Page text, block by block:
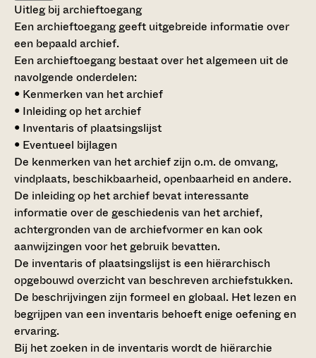
Uitleg bij archieftoegang
Een archieftoegang geeft uitgebreide informatie over
een bepaald archief.
Een archieftoegang bestaat over het algemeen uit de
navolgende onderdelen:
• Kenmerken van het archief
• Inleiding op het archief
• Inventaris of plaatsingslijst
• Eventueel bijlagen
De kenmerken van het archief zijn o.m. de omvang,
vindplaats, beschikbaarheid, openbaarheid en andere.
De inleiding op het archief bevat interessante
informatie over de geschiedenis van het archief,
achtergronden van de archiefvormer en kan ook
aanwijzingen voor het gebruik bevatten.
De inventaris of plaatsingslijst is een hiërarchisch
opgebouwd overzicht van beschreven archiefstukken.
De beschrijvingen zijn formeel en globaal. Het lezen en
begrijpen van een inventaris behoeft enige oefening en
ervaring.
Bij het zoeken in de inventaris wordt de hiërarchie